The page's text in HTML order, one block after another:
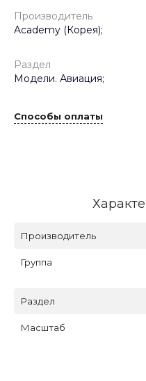
Производитель
Academy (Корея);
Раздел
Модели. Авиация;
Способы оплаты
Производитель
Группа
Раздел
Масштаб